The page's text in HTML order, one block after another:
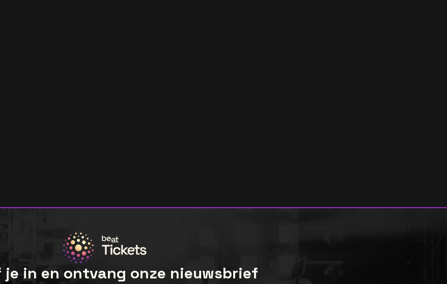
in en ontvang onze nieuwsbrief